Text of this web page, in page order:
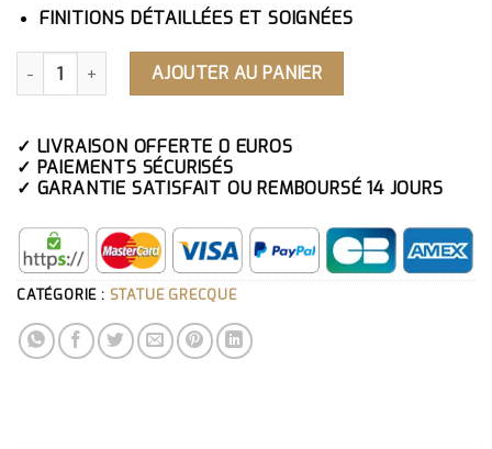
FINITIONS DÉTAILLÉES ET SOIGNÉES
QUANTITÉ DE STATUE GRECQUE POUR JARDIN
AJOUTER AU PANIER
✓ LIVRAISON OFFERTE 0 EUROS
✓ PAIEMENTS SÉCURISÉS
✓ GARANTIE SATISFAIT OU REMBOURSÉ 14 JOURS
CATÉGORIE : STATUE GRECQUE